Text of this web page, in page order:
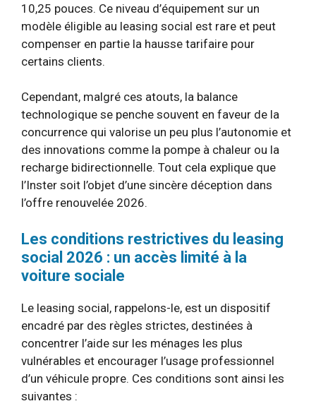
10,25 pouces. Ce niveau d’équipement sur un
modèle éligible au leasing social est rare et peut
compenser en partie la hausse tarifaire pour
certains clients.
Cependant, malgré ces atouts, la balance
technologique se penche souvent en faveur de la
concurrence qui valorise un peu plus l’autonomie et
des innovations comme la pompe à chaleur ou la
recharge bidirectionnelle. Tout cela explique que
l’Inster soit l’objet d’une sincère déception dans
l’offre renouvelée 2026.
Les conditions restrictives du leasing
social 2026 : un accès limité à la
voiture sociale
Le leasing social, rappelons-le, est un dispositif
encadré par des règles strictes, destinées à
concentrer l’aide sur les ménages les plus
vulnérables et encourager l’usage professionnel
d’un véhicule propre. Ces conditions sont ainsi les
suivantes :